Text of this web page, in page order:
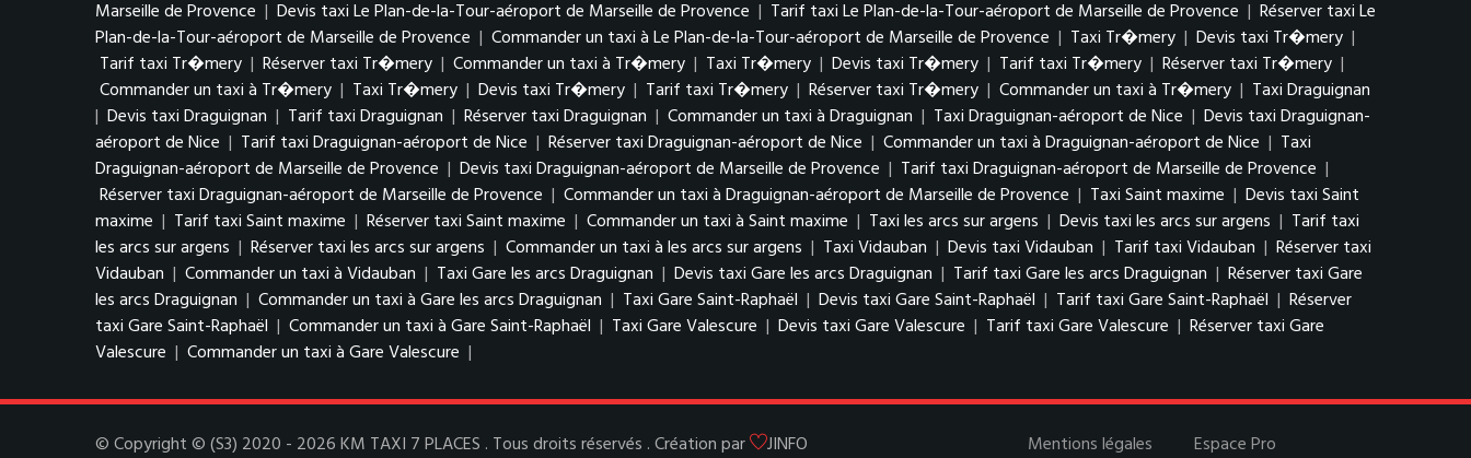
Marseille de Provence | Devis taxi Le Plan-de-la-Tour-aéroport de Marseille de Provence | Tarif taxi Le Plan-de-la-Tour-aéroport de Marseille de Provence | Réserver taxi Le
Plan-de-la-Tour-aéroport de Marseille de Provence | Commander un taxi à Le Plan-de-la-Tour-aéroport de Marseille de Provence | Taxi Tr�mery | Devis taxi Tr�mery |
Tarif taxi Tr�mery | Réserver taxi Tr�mery | Commander un taxi à Tr�mery | Taxi Tr�mery | Devis taxi Tr�mery | Tarif taxi Tr�mery | Réserver taxi Tr�mery |
Commander un taxi à Tr�mery | Taxi Tr�mery | Devis taxi Tr�mery | Tarif taxi Tr�mery | Réserver taxi Tr�mery | Commander un taxi à Tr�mery | Taxi Draguignan
| Devis taxi Draguignan | Tarif taxi Draguignan | Réserver taxi Draguignan | Commander un taxi à Draguignan | Taxi Draguignan-aéroport de Nice | Devis taxi Draguignan-
aéroport de Nice | Tarif taxi Draguignan-aéroport de Nice | Réserver taxi Draguignan-aéroport de Nice | Commander un taxi à Draguignan-aéroport de Nice | Taxi
Draguignan-aéroport de Marseille de Provence | Devis taxi Draguignan-aéroport de Marseille de Provence | Tarif taxi Draguignan-aéroport de Marseille de Provence |
Réserver taxi Draguignan-aéroport de Marseille de Provence | Commander un taxi à Draguignan-aéroport de Marseille de Provence | Taxi Saint maxime | Devis taxi Saint
maxime | Tarif taxi Saint maxime | Réserver taxi Saint maxime | Commander un taxi à Saint maxime | Taxi les arcs sur argens | Devis taxi les arcs sur argens | Tarif taxi
les arcs sur argens | Réserver taxi les arcs sur argens | Commander un taxi à les arcs sur argens | Taxi Vidauban | Devis taxi Vidauban | Tarif taxi Vidauban | Réserver taxi
Vidauban | Commander un taxi à Vidauban | Taxi Gare les arcs Draguignan | Devis taxi Gare les arcs Draguignan | Tarif taxi Gare les arcs Draguignan | Réserver taxi Gare
les arcs Draguignan | Commander un taxi à Gare les arcs Draguignan | Taxi Gare Saint-Raphaël | Devis taxi Gare Saint-Raphaël | Tarif taxi Gare Saint-Raphaël | Réserver
taxi Gare Saint-Raphaël | Commander un taxi à Gare Saint-Raphaël | Taxi Gare Valescure | Devis taxi Gare Valescure | Tarif taxi Gare Valescure | Réserver taxi Gare
Valescure | Commander un taxi à Gare Valescure |
© Copyright © (S3) 2020 - 2026 KM TAXI 7 PLACES . Tous droits réservés . Création par JINFO Mentions légales Espace Pro